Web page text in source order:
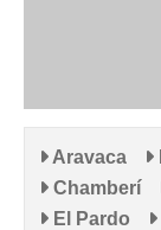
Aravaca
Chamberí
El Pardo